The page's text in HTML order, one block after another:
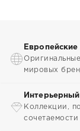
мировых
Коллекции,
сочетаемости